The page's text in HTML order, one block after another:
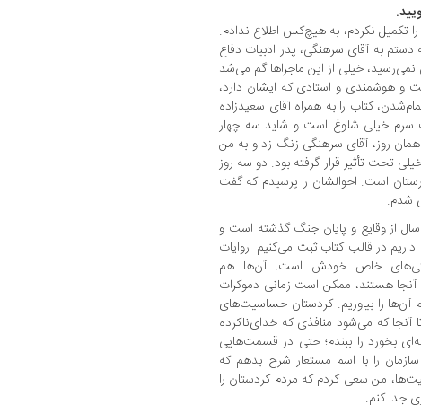
را تکمیل نکردم، به هیچ‌کس اطلاع ندادم.
به آقای سرهنگی، پدر ادبیات دفاع
خیلی از این ماجراها گم می‌شد
و هوشمندی و استادی که ایشان دارد،
کتاب را به همراه آقای سعیدزاده
سرم خیلی شلوغ است و شاید سه چهار
همان روز، آقای سرهنگی زنگ زد و به من
تحت تأثیر قرار گرفته بود. دو سه روز
است. احوالشان را پرسیدم که گفت
شدم.
از وقایع و پایان جنگ گذشته است و
داریم در قالب کتاب ثبت می‌کنیم. روایات
خاص خودش است. آن‌ها هم
هستند، ممکن است زمانی دموکرات
آن‌ها را بیاوریم. کردستان حساسیت‌های
که می‌شود منافذی که خدای‌ناکرده
بخورد را ببندم؛ حتی در قسمت‌هایی
را با اسم مستعار شرح بدهم که
من سعی کردم که مردم کردستان را
جدا کنم.